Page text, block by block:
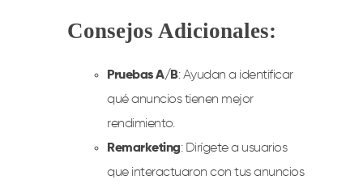
Consejos Adicionales:
Pruebas A/B: Ayudan a identificar
qué anuncios tienen mejor
rendimiento.
Remarketing: Dirígete a usuarios
que interactuaron con tus anuncios